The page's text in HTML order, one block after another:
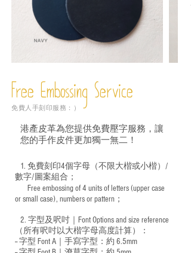
Free Embossing Service
免費人手刻印服務：）
港產皮革為您提供免費壓字服務，讓
您的手作皮件更加獨一無二！
1. 免費刻印4個字母（不限大楷或小楷）/
數字/圖案組合；
Free embossing of 4 units of letters (upper case
or small case), numbers or pattern；
2. 字型及呎吋｜ Font Options and size reference
（所有呎吋以大楷字母高度計算）：
-- 字型 Font A｜手寫字型：約 6.5mm